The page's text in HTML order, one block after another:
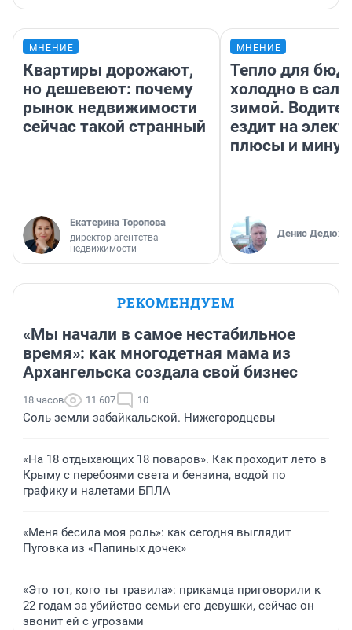
МНЕНИЕ
Квартиры дорожают,
но дешевеют: почему
рынок недвижимости
сейчас такой странный
Екатерина Торопова
директор агентства
недвижимости
МНЕНИЕ
Тепло для
холодно в
зимой.
ездит на
плюсы и
Денис
РЕКОМЕНДУЕМ
«Мы начали в самое нестабильное
время»: как многодетная мама из
Архангельска создала свой бизнес
18 часов 11 607 10
Соль земли забайкальской. Нижегородцевы
«На 18 отдыхающих 18 поваров». Как проходит лето в
Крыму с перебоями света и бензина, водой по
графику и налетами БПЛА
«Меня бесила моя роль»: как сегодня выглядит
Пуговка из «Папиных дочек»
«Это тот, кого ты травила»: прикамца приговорили к
22 годам за убийство семьи его девушки, сейчас он
звонит ей с угрозами